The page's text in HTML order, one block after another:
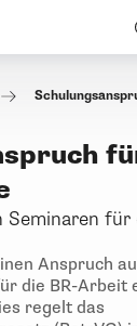
für
Anspruch
die BR-Arbeit
regelt das